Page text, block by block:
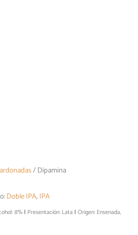
/ Dipamina
Doble IPA, IPA
8% Presentación: Lata Origen: Ensenada,